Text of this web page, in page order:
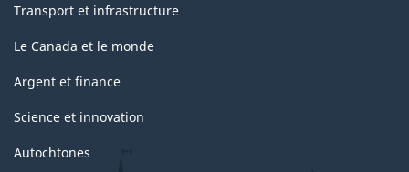
Transport et infrastructure
Le Canada et le monde
Argent et finance
Science et innovation
Autochtones